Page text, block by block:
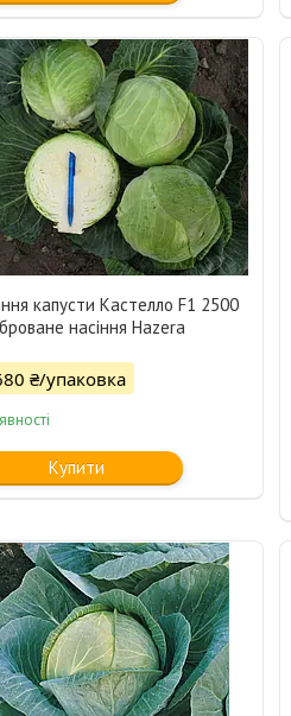
капусти Кастелло F1 2500
насіння Hazera
₴/упаковка
Купити